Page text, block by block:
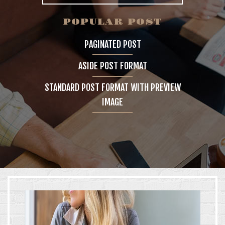
GALLERY
4 COLUMNS
5 COLUMNS
INFINITE SCROLL
FEATURES
CONTACT
SHOP
POPULAR POST
PAGINATED POST
ASIDE POST FORMAT
STANDARD POST FORMAT WITH PREVIEW
IMAGE